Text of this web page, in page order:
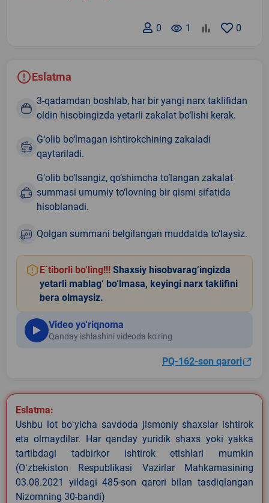
0
remove_red_eye 1
0
Eslatma
3-qadamdan boshlab, har bir yangi narx taklifidan
oldin hisobingizda yetarli zakalat bo‘lishi kerak.
G‘olib bo‘lmagan ishtirokchining zakaladi
qaytariladi.
G‘olib bo‘lsangiz, qo‘shimcha to‘langan zakalat
summasi umumiy to‘lovning bir qismi sifatida
hisoblanadi.
Qolgan summani belgilangan muddatda to‘laysiz.
E`tiborli bo‘ling!!! Shaxsiy hisobvarag‘ingizda
yetarli mablag‘ bo‘lmasa, keyingi narx taklifini
bera olmaysiz.
Video yo‘riqnoma
Qanday ishlashini videoda ko‘ring
PQ-162-son qarori
Eslatma:
Ushbu lot boʻyicha savdoda jismoniy shaxslar ishtirok
eta olmaydilar. Har qanday yuridik shaxs yoki yakka
tartibdagi tadbirkor ishtirok etishlari mumkin
(Oʻzbekiston Respublikasi Vazirlar Mahkamasining
03.08.2021 yildagi 485-son qarori bilan tasdiqlangan
Nizomning 30-bandi)